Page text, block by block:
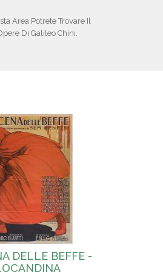
Area Potrete Trovare Il
Di Galileo Chini.
DELLE BEFFE -